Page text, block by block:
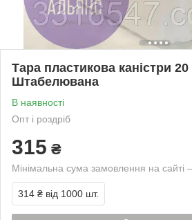
Тара пластикова каністри 20
Штабелювана
В наявності
Опт і роздріб
315 ₴
Мінімальна сума замовлення на
314 ₴ від 1000 шт.